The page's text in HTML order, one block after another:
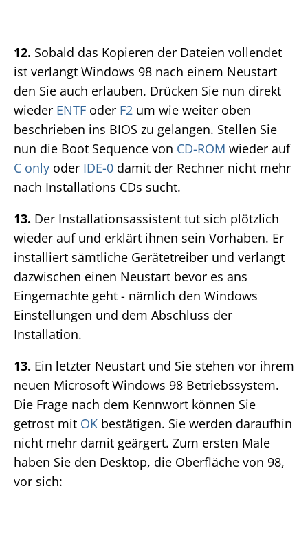
12. Sobald das Kopieren der Dateien vollendet
ist verlangt Windows 98 nach einem Neustart
den Sie auch erlauben. Drücken Sie nun direkt
wieder ENTF oder F2 um wie weiter oben
beschrieben ins BIOS zu gelangen. Stellen Sie
nun die Boot Sequence von CD-ROM wieder auf
C only oder IDE-0 damit der Rechner nicht mehr
nach Installations CDs sucht.
13. Der Installationsassistent tut sich plötzlich
wieder auf und erklärt ihnen sein Vorhaben. Er
installiert sämtliche Gerätetreiber und verlangt
dazwischen einen Neustart bevor es ans
Eingemachte geht - nämlich den Windows
Einstellungen und dem Abschluss der
Installation.
13. Ein letzter Neustart und Sie stehen vor ihrem
neuen Microsoft Windows 98 Betriebssystem.
Die Frage nach dem Kennwort können Sie
getrost mit OK bestätigen. Sie werden daraufhin
nicht mehr damit geärgert. Zum ersten Male
haben Sie den Desktop, die Oberfläche von 98,
vor sich: